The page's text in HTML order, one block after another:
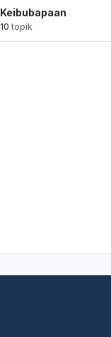
Keibubapaan
10 topik